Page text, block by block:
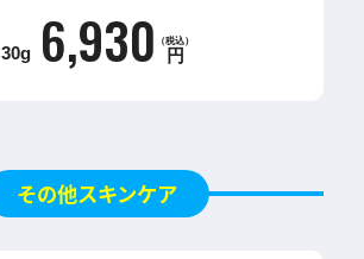
30g 6,930 （税込）
円
その他スキンケア